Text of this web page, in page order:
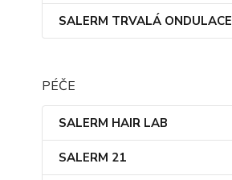
SALERM TRVALÁ ONDULACE
PÉČE
SALERM HAIR LAB
SALERM 21